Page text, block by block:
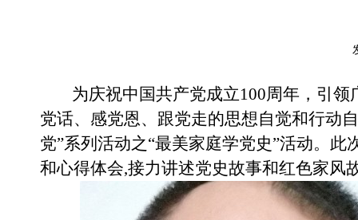
为庆祝中国共产党成立100周年，引
党话、感党恩、跟党走的思想自觉和行动
党”系列活动之“最美家庭学党史”活动。
和心得体会,接力讲述党史故事和红色家风